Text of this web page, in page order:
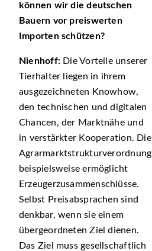
können wir die deutschen
Bauern vor preiswerten
Importen schützen?
Nienhoff: Die Vorteile unserer
Tierhalter liegen in ihrem
ausgezeichneten Knowhow,
den technischen und digitalen
Chancen, der Marktnähe und
in verstärkter Kooperation. Die
Agrarmarktstrukturverordnung
beispielsweise ermöglicht
Erzeugerzusammenschlüsse.
Selbst Preisabsprachen sind
denkbar, wenn sie einem
übergeordneten Ziel dienen.
Das Ziel muss gesellschaftlich